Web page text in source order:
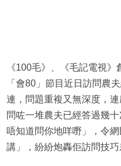
《100毛》、《毛記電視
「會80」節目近日訪問農
連，問題重複又無深度，
問咗一堆農夫已經答過幾
唔知道問你地咩嘢」，令
講」，紛紛炮轟佢訪問技巧